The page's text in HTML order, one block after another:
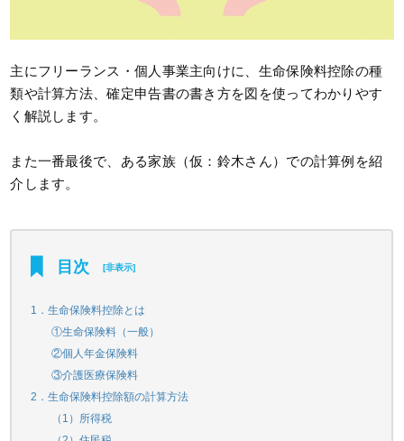
主にフリーランス・個人事業主向けに、生命保険料控除の種
類や計算方法、確定申告書の書き方を図を使ってわかりやす
く解説します。
また一番最後で、ある家族（仮：鈴木さん）での計算例を紹
介します。
目次 [非表示]
1．生命保険料控除とは
①生命保険料（一般）
②個人年金保険料
③介護医療保険料
2．生命保険料控除額の計算方法
（1）所得税